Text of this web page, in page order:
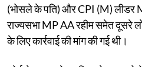
(भोसले के पति) और CPI (M) लीडर
राज्यसभा MP AA रहीम समेत दूसरे
के लिए कार्रवाई की मांग की गई थी।